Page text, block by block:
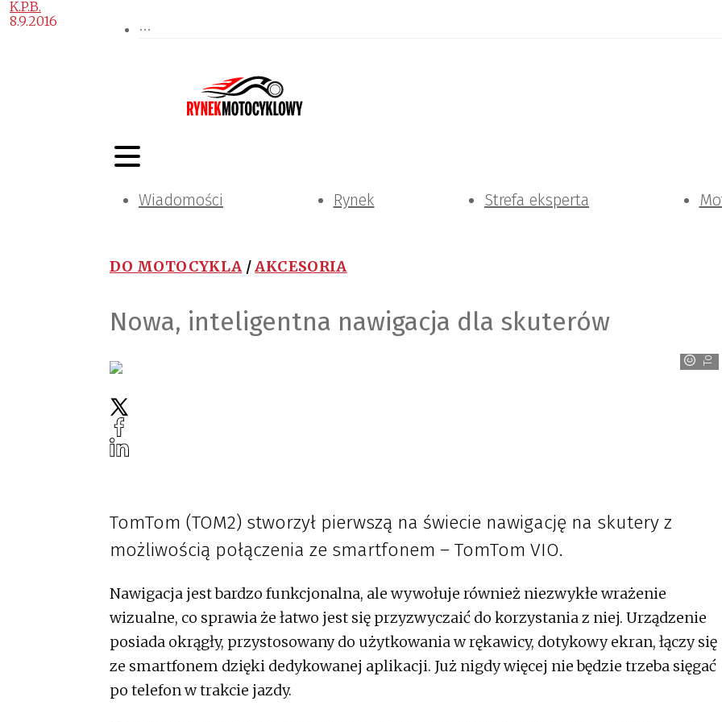
Wiadomości Rynek Strefa eksperta
DO MOTOCYKLA /AKCESORIA
Nowa, inteligentna nawigacja dla skuterów
TomTom
K.P.B.
8.9.2016
TomTom (TOM2) stworzył pierwszą na świecie nawigację na skutery z
możliwością połączenia ze smartfonem – TomTom VIO.
Nawigacja jest bardzo funkcjonalna, ale wywołuje również niezwykłe wrażenie
wizualne, co sprawia że łatwo jest się przyzwyczaić do korzystania z niej. Urządzenie
posiada okrągły, przystosowany do użytkowania w rękawicy, dotykowy ekran, łączy się
ze smartfonem dzięki dedykowanej aplikacji. Już nigdy więcej nie będzie trzeba sięgać
po telefon w trakcie jazdy.